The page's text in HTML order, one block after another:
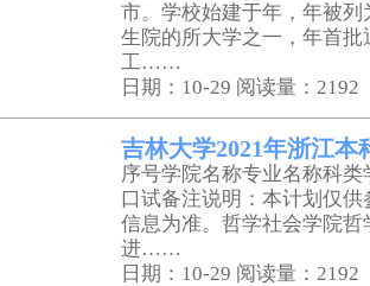
市。学校始建于年，年被
生院的所大学之一，年首
工……
日期：10-29 阅读量：2192
吉林大学2021年浙江本
序号学院名称专业名称科
口试备注说明：本计划仅
信息为准。哲学社会学院
进……
日期：10-29 阅读量：2192